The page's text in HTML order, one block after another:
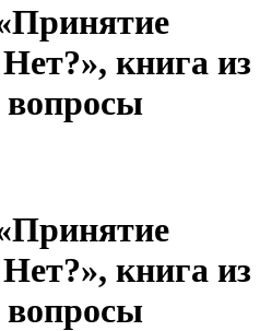
книга из
книга из